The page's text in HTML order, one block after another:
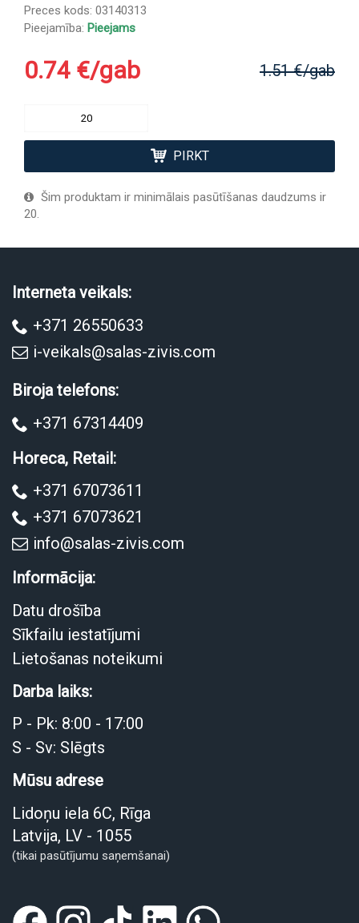
Preces kods: 03140313
Pieejamība: Pieejams
0.74 €/gab 1.51 €/gab
PIRKT
Šim produktam ir minimālais pasūtīšanas daudzums ir
20.
Interneta veikals:
+371 26550633
i-veikals@salas-zivis.com
Biroja telefons:
+371 67314409
Horeca, Retail:
+371 67073611
+371 67073621
info@salas-zivis.com
Informācija:
Datu drošība
Sīkfailu iestatījumi
Lietošanas noteikumi
Darba laiks:
P - Pk: 8:00 - 17:00
S - Sv: Slēgts
Mūsu adrese
Lidoņu iela 6C, Rīga
Latvija, LV - 1055
(tikai pasūtījumu saņemšanai)